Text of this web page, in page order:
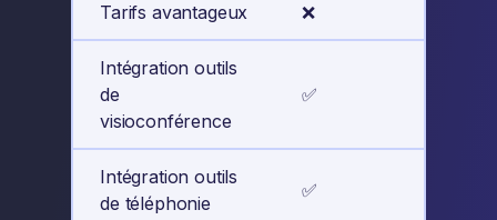
Tarifs avantageux ❌
Intégration outils
de
visioconférence
✅
Intégration outils
de téléphonie
✅